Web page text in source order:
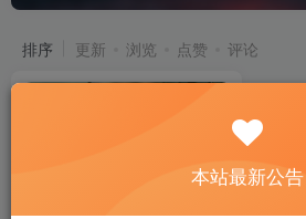
排序 更新 浏览 点赞 评论
本站最新公告